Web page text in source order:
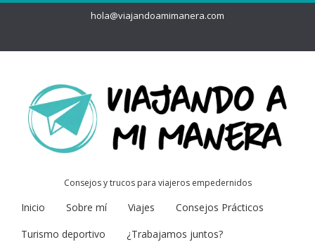
hola@viajandoamimanera.com
Consejos y trucos para viajeros empedernidos
Inicio Sobre mí Viajes
Consejos Prácticos
Turismo deportivo
¿Trabajamos juntos?